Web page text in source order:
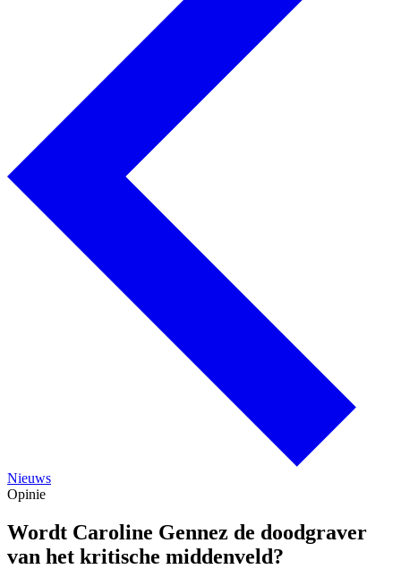
Nieuws
Opinie
Wordt Caroline Gennez de doodgraver
van het kritische middenveld?